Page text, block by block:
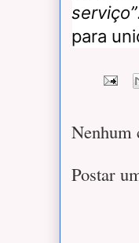
serviço”
para
Nenhum
Postar